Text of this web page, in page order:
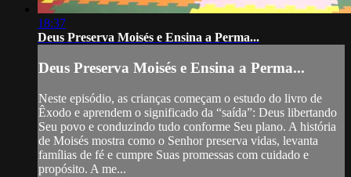
18:37
Deus Preserva Moisés e Ensina a Perma...
Deus Preserva Moisés e Ensina a Perma...
Neste episódio, as crianças começam o estudo do livro de
Êxodo e aprendem o significado da “saída”: Deus libertando
Seu povo e conduzindo tudo conforme Seu plano. A história
de Moisés mostra como o Senhor preserva vidas, levanta
famílias de fé e cumpre Suas promessas com cuidado e
propósito. A me...